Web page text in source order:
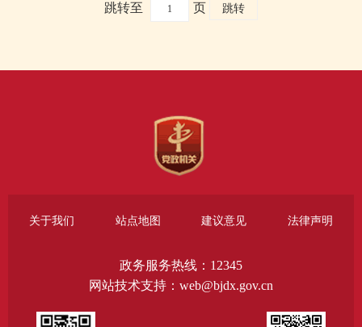
跳转至
页
关于我们 站点地图 建议意见 法律声明
政务服务热线：12345
网站技术支持：web@bjdx.gov.cn